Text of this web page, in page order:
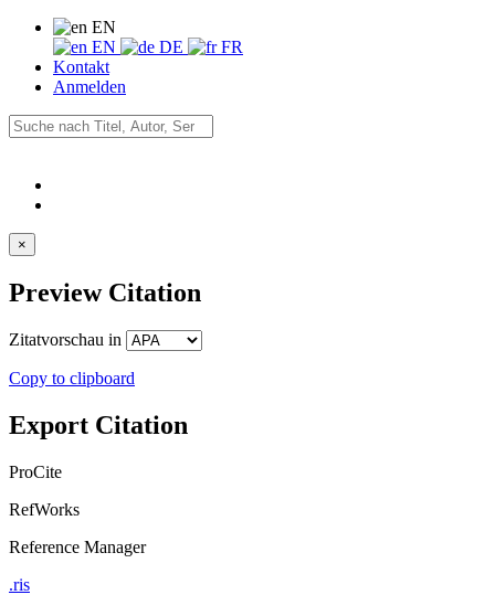
EN
EN
DE
FR
Kontakt
Anmelden
×
Preview Citation
Zitatvorschau in
Copy to clipboard
Export Citation
ProCite
RefWorks
Reference Manager
.ris